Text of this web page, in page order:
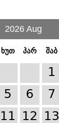
2026 Aug
ხუთ პარ შაბ
1
5 6
7
11 12 13